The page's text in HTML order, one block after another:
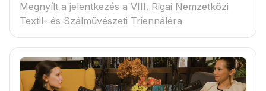
Megnyílt a jelentkezés a VIII. Rigai Nemzetközi
Textil- és Szálművészeti Triennáléra